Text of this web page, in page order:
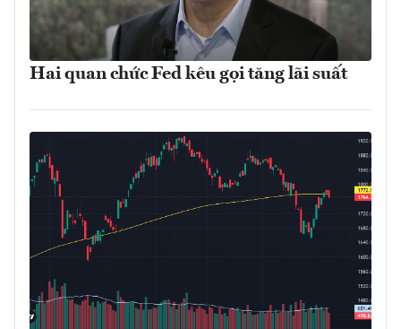
Hai quan chức Fed kêu gọi tăng lãi suất